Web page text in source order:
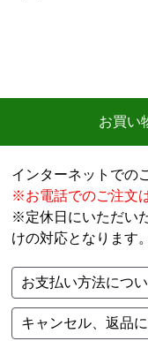
商品価格は安く
い。
工事セットでは二
アト＠リエ
2026年7月28
欲しい商品をスムー
お買い
インターネットでの
※お電話でのご注文
※定休日にいただい
けの対応となります。
お支払い方法につ
キャンセル、返品